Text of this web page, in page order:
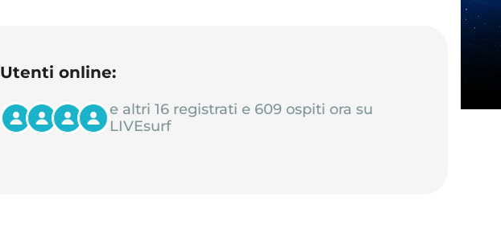
Utenti online:
e altri 16 registrati e 609 ospiti ora su
LIVEsurf